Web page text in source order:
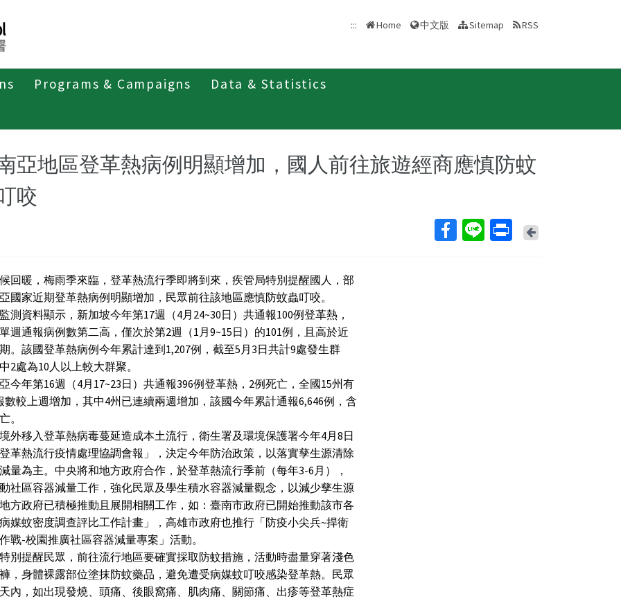
::: Home 中文版 Sitemap RSS
Programs & Campaigns Data & Statistics
亞地區登革熱病例明顯增加，國人前往旅遊經商應慎防蚊
咬
Back
回暖，梅雨季來臨，登革熱流行季即將到來，疾管局特別提醒國人，部
國家近期登革熱病例明顯增加，民眾前往該地區應慎防蚊蟲叮咬。
測資料顯示，新加坡今年第17週（4月24~30日）共通報100例登革熱，
週通報病例數第二高，僅次於第2週（1月9~15日）的101例，且高於近
。該國登革熱病例今年累計達到1,207例，截至5月3日共計9處發生群
2處為10人以上較大群聚。
今年第16週（4月17~23日）共通報396例登革熱，2例死亡，全國15州有
數較上週增加，其中4州已連續兩週增加，該國今年累計通報6,646例，含
。
外移入登革熱病毒蔓延造成本土流行，衛生署及環境保護署今年4月8日
革熱流行疫情處理協調會報」，決定今年防治政策，以落實孳生源清除
量為主。中央將和地方政府合作，於登革熱流行季前（每年3-6月），
社區容器減量工作，強化民眾及學生積水容器減量觀念，以減少孳生源
方政府已積極推動且展開相關工作，如：臺南市政府已開始推動該市各
媒蚊密度調查評比工作計畫」，高雄市政府也推行「防疫小尖兵~捍衛
戰-校園推廣社區容器減量專案」活動。
別提醒民眾，前往流行地區要確實採取防蚊措施，活動時盡量穿著淺色
，身體裸露部位塗抹防蚊藥品，避免遭受病媒蚊叮咬感染登革熱。民眾
內，如出現發燒、頭痛、後眼窩痛、肌肉痛、關節痛、出疹等登革熱症